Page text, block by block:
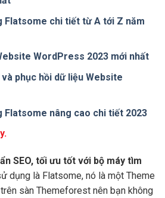
Flatsome chi tiết từ A tới Z năm
WordPress 2023 mới nhất
phục hồi dữ liệu Website
Flatsome nâng cao chi tiết 2023
SEO, tối ưu tốt với bộ máy tìm
dụng là Flatsome, nó là một Theme
sàn Themeforest nên bạn không